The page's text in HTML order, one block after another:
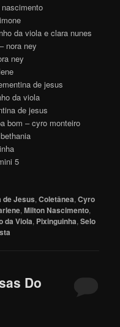
da viola e clara nunes
nora ney
ney
de jesus
da viola
de jesus
bom – cyro monteiro
5
de Jesus,Coletânea,Cyro
,Milton Nascimento,
da Viola, Pixinguinha,Selo
Do